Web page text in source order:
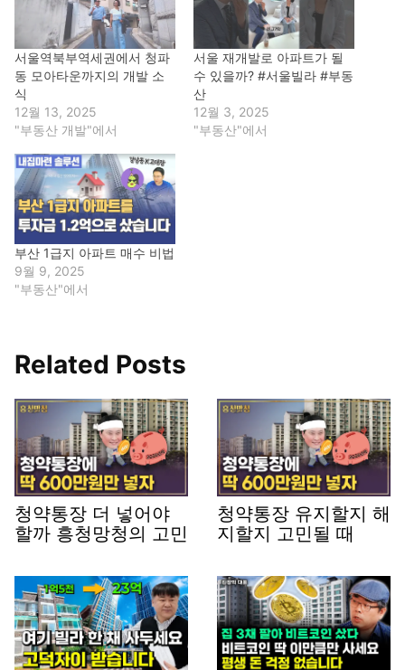
서울역북부역세권에서 청파
동 모아타운까지의 개발 소
식
12월 13, 2025
"부동산 개발"에서
서울 재개발로 아파트가 될
수 있을까? #서울빌라 #부동
산
12월 3, 2025
"부동산"에서
부산 1급지 아파트 매수 비법
9월 9, 2025
"부동산"에서
Related Posts
청약통장 더 넣어야
할까 흥청망청의 고민
청약통장 유지할지 해
지할지 고민될 때